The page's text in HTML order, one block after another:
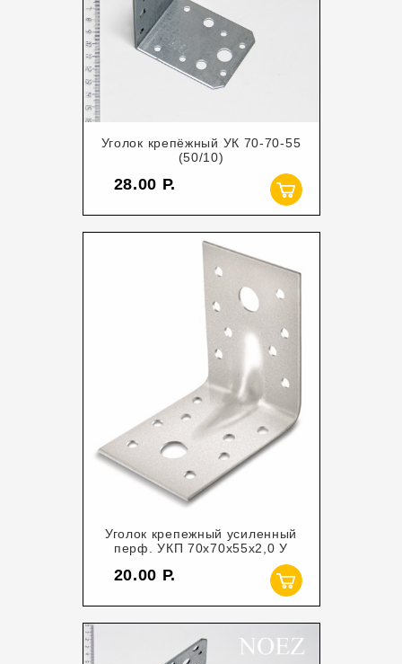
Уголок крепёжный УК 70-70-55
(50/10)
28.00
Уголок крепежный усиленный
перф. УКП 70х70х55х2,0 У
20.00